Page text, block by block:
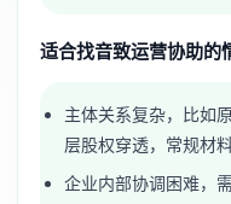
适合找音致运营协助的
主体关系复杂，比如
层股权穿透，常规材
企业内部协调困难，